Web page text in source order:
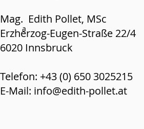
Mag. Edith Pollet, MSc
Erzherzog-Eugen-Straße 22/4
6020 Innsbruck
Telefon: +43 (0) 650 3025215
E-Mail: info@edith-pollet.at
a